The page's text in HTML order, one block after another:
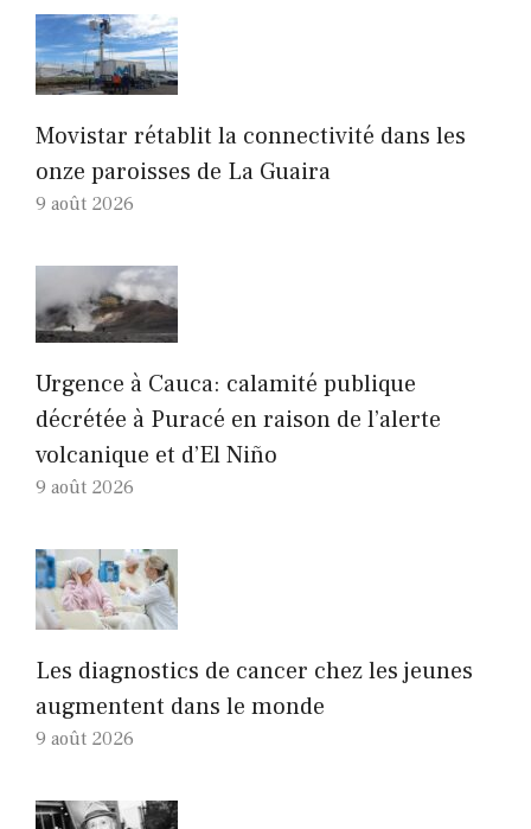
Movistar rétablit la connectivité dans les
onze paroisses de La Guaira
9 août 2026
Urgence à Cauca: calamité publique
décrétée à Puracé en raison de l’alerte
volcanique et d’El Niño
9 août 2026
Les diagnostics de cancer chez les jeunes
augmentent dans le monde
9 août 2026